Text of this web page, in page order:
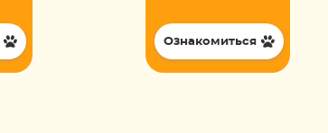
Ознакомиться